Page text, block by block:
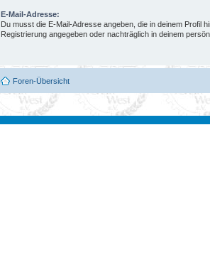
E-Mail-Adresse:
Du musst die E-Mail-Adresse angeben, die in deinem Profil
Registrierung angegeben oder nachträglich in deinem
Foren-Übersicht